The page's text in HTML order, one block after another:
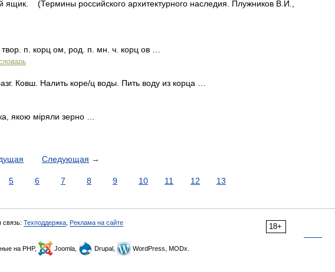
(Термины российского архитектурного наследия. Плужников В.И.,
п. корц ом, род. п. мн. ч. корц ов …
Ковш. Налить коре/ц воды. Пить воду из корца …
якою міряли зерно …
Следующая →
5 6 7 8 9 10 11 12 13
18+
связь: Техподдержка Реклама на сайте
на PHP, Joomla, Drupal, WordPress, MODx.